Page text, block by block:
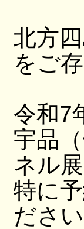
北方
をご
令和7
宇品
ネル
特に
ださい